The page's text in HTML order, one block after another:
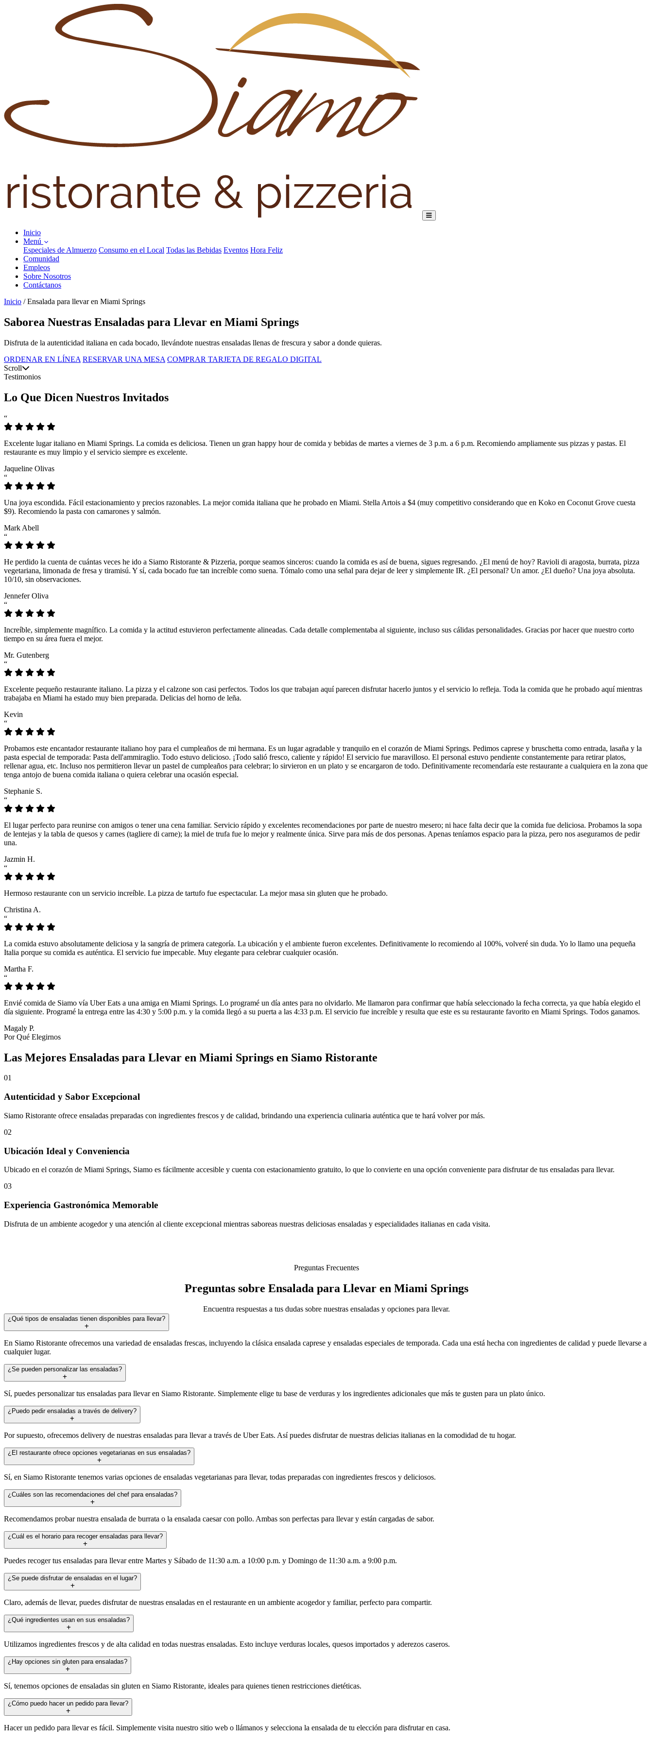
Inicio
Menú
Especiales de Almuerzo Consumo en el Local Todas las Bebidas Eventos Hora Feliz
Comunidad
Empleos
Sobre Nosotros
Contáctanos
Inicio / Ensalada para llevar en Miami Springs
Saborea Nuestras Ensaladas para Llevar en Miami Springs
Disfruta de la autenticidad italiana en cada bocado, llevándote nuestras ensaladas llenas de frescura y sabor a donde quieras.
ORDENAR EN LÍNEA RESERVAR UNA MESA COMPRAR TARJETA DE REGALO DIGITAL
Scroll
Testimonios
Lo Que Dicen Nuestros Invitados
“
Excelente lugar italiano en Miami Springs. La comida es deliciosa. Tienen un gran happy hour de comida y bebidas de martes a viernes de 3 p.m. a 6 p.m. Recomiendo ampliamente sus pizzas y pastas. El
restaurante es muy limpio y el servicio siempre es excelente.
Jaqueline Olivas
“
Una joya escondida. Fácil estacionamiento y precios razonables. La mejor comida italiana que he probado en Miami. Stella Artois a $4 (muy competitivo considerando que en Koko en Coconut Grove cuesta
$9). Recomiendo la pasta con camarones y salmón.
Mark Abell
“
He perdido la cuenta de cuántas veces he ido a Siamo Ristorante & Pizzeria, porque seamos sinceros: cuando la comida es así de buena, sigues regresando. ¿El menú de hoy? Ravioli di aragosta, burrata, pizza
vegetariana, limonada de fresa y tiramisú. Y sí, cada bocado fue tan increíble como suena. Tómalo como una señal para dejar de leer y simplemente IR. ¿El personal? Un amor. ¿El dueño? Una joya absoluta.
10/10, sin observaciones.
Jennefer Oliva
“
Increíble, simplemente magnífico. La comida y la actitud estuvieron perfectamente alineadas. Cada detalle complementaba al siguiente, incluso sus cálidas personalidades. Gracias por hacer que nuestro corto
tiempo en su área fuera el mejor.
Mr. Gutenberg
“
Excelente pequeño restaurante italiano. La pizza y el calzone son casi perfectos. Todos los que trabajan aquí parecen disfrutar hacerlo juntos y el servicio lo refleja. Toda la comida que he probado aquí mientras
trabajaba en Miami ha estado muy bien preparada. Delicias del horno de leña.
Kevin
“
Probamos este encantador restaurante italiano hoy para el cumpleaños de mi hermana. Es un lugar agradable y tranquilo en el corazón de Miami Springs. Pedimos caprese y bruschetta como entrada, lasaña y la
pasta especial de temporada: Pasta dell'ammiraglio. Todo estuvo delicioso. ¡Todo salió fresco, caliente y rápido! El servicio fue maravilloso. El personal estuvo pendiente constantemente para retirar platos,
rellenar agua, etc. Incluso nos permitieron llevar un pastel de cumpleaños para celebrar; lo sirvieron en un plato y se encargaron de todo. Definitivamente recomendaría este restaurante a cualquiera en la zona que
tenga antojo de buena comida italiana o quiera celebrar una ocasión especial.
Stephanie S.
“
El lugar perfecto para reunirse con amigos o tener una cena familiar. Servicio rápido y excelentes recomendaciones por parte de nuestro mesero; ni hace falta decir que la comida fue deliciosa. Probamos la sopa
de lentejas y la tabla de quesos y carnes (tagliere di carne); la miel de trufa fue lo mejor y realmente única. Sirve para más de dos personas. Apenas teníamos espacio para la pizza, pero nos aseguramos de pedir
una.
Jazmin H.
“
Hermoso restaurante con un servicio increíble. La pizza de tartufo fue espectacular. La mejor masa sin gluten que he probado.
Christina A.
“
La comida estuvo absolutamente deliciosa y la sangría de primera categoría. La ubicación y el ambiente fueron excelentes. Definitivamente lo recomiendo al 100%, volveré sin duda. Yo lo llamo una pequeña
Italia porque su comida es auténtica. El servicio fue impecable. Muy elegante para celebrar cualquier ocasión.
Martha F.
“
Envié comida de Siamo vía Uber Eats a una amiga en Miami Springs. Lo programé un día antes para no olvidarlo. Me llamaron para confirmar que había seleccionado la fecha correcta, ya que había elegido el
día siguiente. Programé la entrega entre las 4:30 y 5:00 p.m. y la comida llegó a su puerta a las 4:33 p.m. El servicio fue increíble y resulta que este es su restaurante favorito en Miami Springs. Todos ganamos.
Magaly P.
Por Qué Elegirnos
Las Mejores Ensaladas para Llevar en Miami Springs en Siamo Ristorante
01
Autenticidad y Sabor Excepcional
Siamo Ristorante ofrece ensaladas preparadas con ingredientes frescos y de calidad, brindando una experiencia culinaria auténtica que te hará volver por más.
02
Ubicación Ideal y Conveniencia
Ubicado en el corazón de Miami Springs, Siamo es fácilmente accesible y cuenta con estacionamiento gratuito, lo que lo convierte en una opción conveniente para disfrutar de tus ensaladas para llevar.
03
Experiencia Gastronómica Memorable
Disfruta de un ambiente acogedor y una atención al cliente excepcional mientras saboreas nuestras deliciosas ensaladas y especialidades italianas en cada visita.
Preguntas Frecuentes
Preguntas sobre Ensalada para Llevar en Miami Springs
Encuentra respuestas a tus dudas sobre nuestras ensaladas y opciones para llevar.
¿Qué tipos de ensaladas tienen disponibles para llevar?
En Siamo Ristorante ofrecemos una variedad de ensaladas frescas, incluyendo la clásica ensalada caprese y ensaladas especiales de temporada. Cada una está hecha con ingredientes de calidad y puede llevarse a
cualquier lugar.
¿Se pueden personalizar las ensaladas?
Sí, puedes personalizar tus ensaladas para llevar en Siamo Ristorante. Simplemente elige tu base de verduras y los ingredientes adicionales que más te gusten para un plato único.
¿Puedo pedir ensaladas a través de delivery?
Por supuesto, ofrecemos delivery de nuestras ensaladas para llevar a través de Uber Eats. Así puedes disfrutar de nuestras delicias italianas en la comodidad de tu hogar.
¿El restaurante ofrece opciones vegetarianas en sus ensaladas?
Sí, en Siamo Ristorante tenemos varias opciones de ensaladas vegetarianas para llevar, todas preparadas con ingredientes frescos y deliciosos.
¿Cuáles son las recomendaciones del chef para ensaladas?
Recomendamos probar nuestra ensalada de burrata o la ensalada caesar con pollo. Ambas son perfectas para llevar y están cargadas de sabor.
¿Cuál es el horario para recoger ensaladas para llevar?
Puedes recoger tus ensaladas para llevar entre Martes y Sábado de 11:30 a.m. a 10:00 p.m. y Domingo de 11:30 a.m. a 9:00 p.m.
¿Se puede disfrutar de ensaladas en el lugar?
Claro, además de llevar, puedes disfrutar de nuestras ensaladas en el restaurante en un ambiente acogedor y familiar, perfecto para compartir.
¿Qué ingredientes usan en sus ensaladas?
Utilizamos ingredientes frescos y de alta calidad en todas nuestras ensaladas. Esto incluye verduras locales, quesos importados y aderezos caseros.
¿Hay opciones sin gluten para ensaladas?
Sí, tenemos opciones de ensaladas sin gluten en Siamo Ristorante, ideales para quienes tienen restricciones dietéticas.
¿Cómo puedo hacer un pedido para llevar?
Hacer un pedido para llevar es fácil. Simplemente visita nuestro sitio web o llámanos y selecciona la ensalada de tu elección para disfrutar en casa.